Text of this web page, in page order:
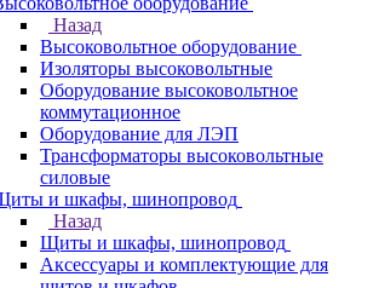
Назад
Высоковольтное оборудование
Изоляторы высоковольтные
Оборудование высоковольтное
коммутационное
Оборудование для ЛЭП
Трансформаторы высоковольтные
силовые
и шкафы, шинопровод
Назад
Щиты и шкафы, шинопровод
Аксессуары и комплектующие для